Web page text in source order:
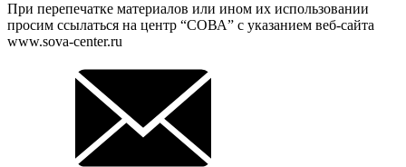
При перепечатке материалов или ином их использовании
просим ссылаться на центр “СОВА” с указанием веб-сайта
www.sova-center.ru